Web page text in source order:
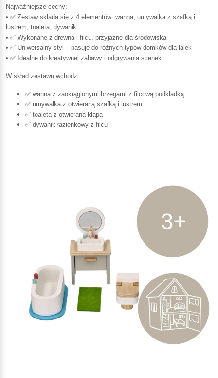
Najważniejsze cechy:
• ✅ Zestaw składa się z 4 elementów: wanna, umywalka z szafką i
lustrem, toaleta, dywanik
• ✅ Wykonane z drewna i filcu, przyjazne dla środowiska
• ✅ Uniwersalny styl – pasuje do różnych typów domków dla lalek
• ✅ Idealne do kreatywnej zabawy i odgrywania scenek
W skład zestawu wchodzi:
✅ wanna z zaokrąglonymi brzegami z filcową podkładką
✅ umywalka z otwieraną szafką i lustrem
✅ toaleta z otwieraną klapą
✅ dywanik łazienkowy z filcu